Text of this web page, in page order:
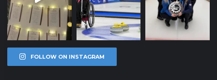
FOLLOW ON INSTAGRAM